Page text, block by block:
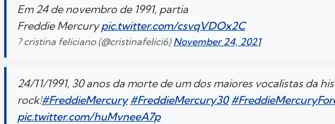
Em 24 de novembro de 1991, partia
Freddie Mercurypic.twitter.com/csvqVDOx2C
? cristina feliciano (@cristinafelici6) November 24, 2021
24/11/1991, 30 anos da morte de um dos maiores vocalistas da
rock!#FreddieMercury #FreddieMercury30
pic.twitter.com/huMvneeA7p